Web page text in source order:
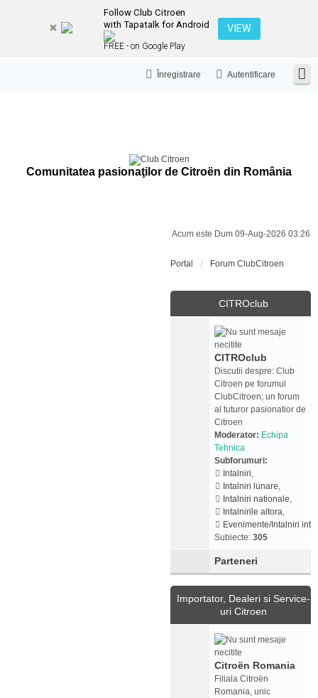
Follow Club Citroen
with Tapatalk for Android
FREE - on Google Play
VIEW
Autentificare
Înregistrare
Comunitatea pasionaţilor de Citroën din România
Acum este Dum 09-Aug-2026 03:26
Portal Forum ClubCitroen
CITROclub
CITROclub
Discutii despre: Club
Citroen pe forumul
ClubCitroen; un forum
al tuturor pasionatior de
Citroen
Moderator: Echipa
Tehnica
Subforumuri:
Intalniri,
Intalniri lunare,
Intalniri nationale,
Intalnirile altora,
Evenimente/Intalniri
Subiecte: 305
Parteneri
Importator, Dealeri si Service-
uri Citroen
Citroën Romania
Filiala Citroën
Romania, unic